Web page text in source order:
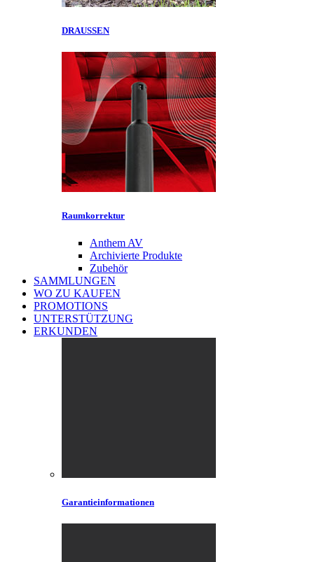
DRAUSSEN
Raumkorrektur
Anthem AV
Archivierte Produkte
Zubehör
SAMMLUNGEN
WO ZU KAUFEN
PROMOTIONS
UNTERSTÜTZUNG
ERKUNDEN
Garantieinformationen